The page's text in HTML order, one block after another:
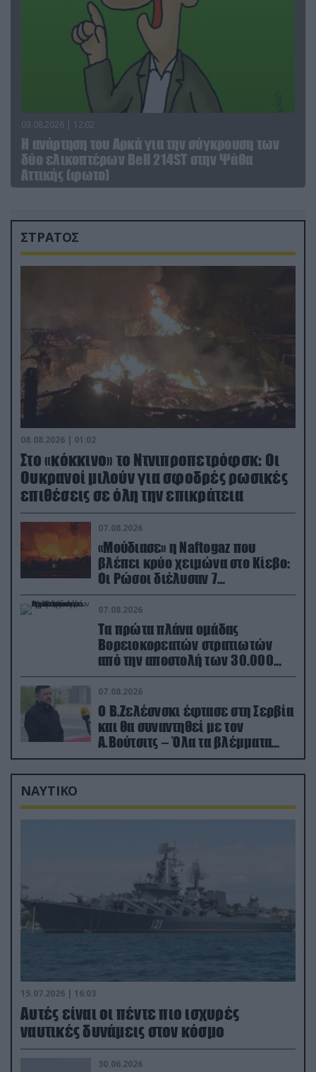
03.08.2026 | 12:02
Η ανάρτηση του Αρκά για την σύγκρουση των
δύο ελικοπτέρων Bell 214ST στην Ψάθα
Αττικής (φωτο)
ΣΤΡΑΤΟΣ
08.08.2026 | 01:02
Στο «κόκκινο» το Ντνιπροπετρόφσκ: Οι
Ουκρανοί μιλούν για σφοδρές ρωσικές
επιθέσεις σε όλη την επικράτεια
07.08.2026
«Μούδιασε» η Naftogaz που
βλέπει κρύο χειμώνα στο Κίεβο:
Οι Ρώσοι διέλυσαν 7
εγκαταστάσεις του ουκρανικού
κολοσσού!
07.08.2026
Τα πρώτα πλάνα ομάδας
Βορειοκορεατών στρατιωτών
από την αποστολή των 30.000
που έφτασαν στη Ρωσία (βίντεο)
07.08.2026
Ο Β.Ζελέσνσκι έφτασε στη Σερβία
και θα συναντηθεί με τον
Α.Βούτσιτς – Όλα τα βλέμματα
στις σχέσεις με τη Ρωσία
ΝΑΥΤΙΚΟ
15.07.2026 | 16:03
Aυτές είναι οι πέντε πιο ισχυρές
ναυτικές δυνάμεις στον κόσμο
30.06.2026